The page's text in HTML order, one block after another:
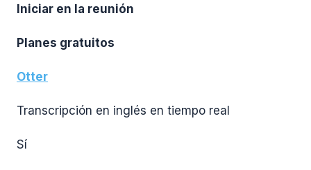
Iniciar en la reunión
Planes gratuitos
Otter
Transcripción en inglés en tiempo real
Sí